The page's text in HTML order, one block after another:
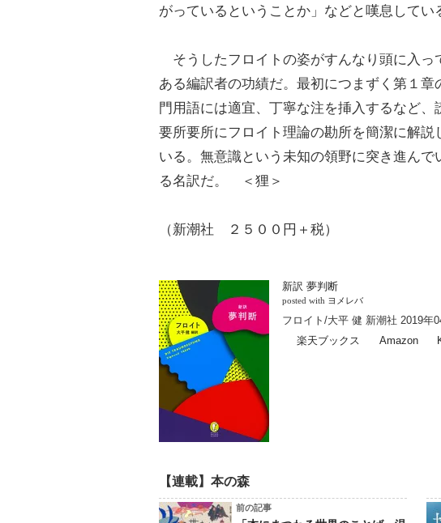
がっているということか」などと嘆息してい
そうしたフロイトの姿がすんなり頭に入っ
ある編訳者の功績だ。最初につまずく第１
門用語には適宜、丁寧な注を挿入するなど、
要所要所にフロイト理論の勘所を簡潔に解
いる。無意識という未知の領野に突き進ん
る名訳だ。 ＜狸＞
（新潮社 ２５００円＋税）
新訳 夢判断
posted with ヨメレバ
フロイト/大平 健 新潮社 2019年
楽天ブックス
Amazon
【連載】本の森
前の記事